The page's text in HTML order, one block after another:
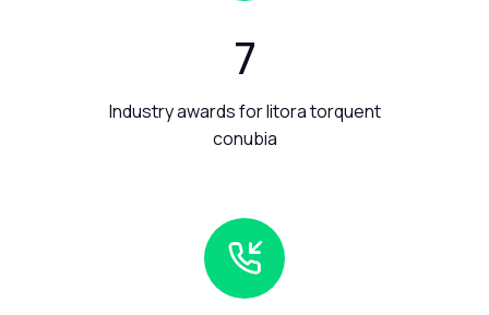
7
Industry awards for litora torquent
conubia